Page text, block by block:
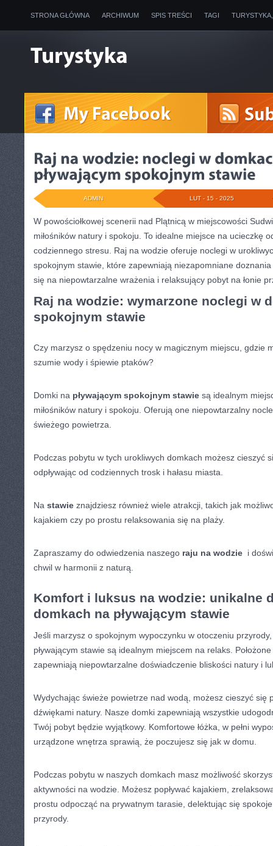
STRONA GŁÓWNA ARCHIWUM SPIS TREŚCI TAGI
LUT - 15 - 2025
ADMIN
W powościołkowej scenerii nad ⁤Plątnicą w miejscowości
miłośników natury i spokoju.‌ To idealne miejsce na ucieczkę
codziennego stresu. Raj na wodzie oferuje noclegi⁢ w
spokojnym stawie, które zapewniają niezapomniane
się na niepowtarzalne wrażenia i relaksujący pobyt ‌na łonie
Raj na wodzie: wymarzone noclegi w
spokojnym stawie
Czy marzysz​ o spędzeniu nocy w magicznym miejscu, gdzie
szumie wody i śpiewie ptaków?
Domki na pływającym spokojnym stawie są ‌idealnym
miłośników natury i ⁣spokoju. Oferują one ​niepowtarzalny
świeżego powietrza.
Podczas pobytu w tych urokliwych‍ domkach możesz cieszyć
odpływając od codziennych trosk i ⁢hałasu miasta.
Na stawie znajdziesz również wiele ‌atrakcji, takich jak
kajakiem czy po​ prostu relaksowania się⁤ na plaży.
Zapraszamy do odwiedzenia naszego raju na⁢ wodzie
i
chwil w harmonii z naturą.
Komfort i luksus na wodzie: unikalne
domkach na pływającym stawie
Jeśli marzysz o spokojnym wypoczynku w⁤ otoczeniu
pływającym stawie są idealnym miejscem na relaks.
zapewniają niepowtarzalne doświadczenie bliskości natury i⁢
Wydychając świeże⁤ powietrze nad wodą, możesz cieszyć się
dźwiękami natury. Nasze domki zapewniają wszystkie
Twój pobyt⁢ będzie wyjątkowy. Komfortowe łóżka, w pełni
urządzone wnętrza sprawią, że poczujesz się jak w domu.
Podczas pobytu w naszych domkach masz możliwość
aktywności na wodzie. Możesz popływać kajakiem,
prostu odpocząć na prywatnym tarasie, ⁢delektując się
przyrody.